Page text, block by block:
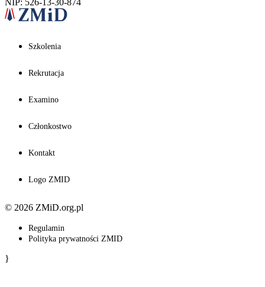
NIP: 526-13-30-874
Szkolenia
Rekrutacja
Examino
Członkostwo
Kontakt
Logo ZMID
© 2026 ZMiD.org.pl
Regulamin
Polityka prywatności ZMID
}